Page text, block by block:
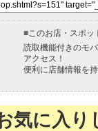
■このお店・スポッ
読取機能付きのモ
アクセス！
便利に店舗情報を
気に入